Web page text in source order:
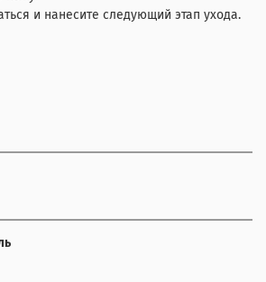
и нанесите следующий этап ухода.